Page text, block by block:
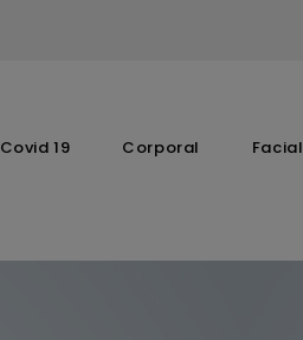
Covid 19 Corporal Facial